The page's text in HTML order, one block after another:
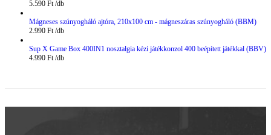
5.590 Ft
Mágneses szúnyogháló ajtóra, 210x100 cm - mágneszáras szúnyogháló (BBM)
2.990 Ft
Sup X Game Box 400IN1 nosztalgia kézi játékkonzol 400 beépített játékkal (BBV)
4.990 Ft